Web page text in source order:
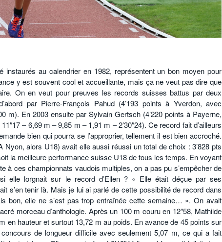
instaurés au calendrier en 1982, représentent un bon moyen pour
y est souvent cool et accueillante, mais ça ne veut pas dire que
On en veut pour preuves les records suisses battus par deux
par Pierre-François Pahud (4’193 points à Yverdon, avec
m). En 2003 ensuite par Sylvain Gertsch (4’220 points à Payerne,
– 6,69 m – 9,85 m – 1,91 m – 2’30″24). Ce record fait d’ailleurs
bien qui pourra se l’approprier, tellement il est bien accroché.
alors U18) avait elle aussi réussi un total de choix : 3’828 pts
la meilleure performance suisse U18 de tous les temps. En voyant
à ces championnats vaudois multiples, on a pas pu s’empêcher de
elle lorgnait sur le record d’Ellen ? « Elle était déçue par ses
s’en tenir là. Mais je lui ai parlé de cette possibilité de record dans
bon, elle ne s’est pas trop entraînée cette semaine… ». On avait
morceau d’anthologie. Après un 100 m couru en 12″58, Mathilde
en hauteur et surtout 13,72 m au poids. En avance de 45 points sur
de longueur difficile avec seulement 5,07 m, ce qui a fait